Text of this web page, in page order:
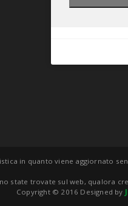
in quanto viene aggiornato
state trovate sul web, qualora
Copyright © 2016 Designed by